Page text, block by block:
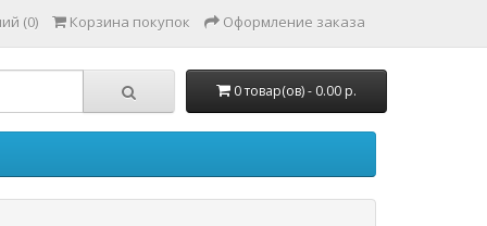
(0) Корзина покупок Оформление заказа
0 товар(ов) - 0.00 р.